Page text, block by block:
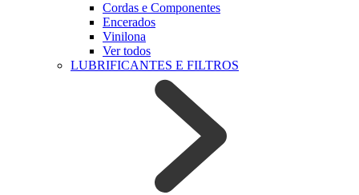
Cordas e Componentes
Encerados
Vinilona
Ver todos
LUBRIFICANTES E FILTROS